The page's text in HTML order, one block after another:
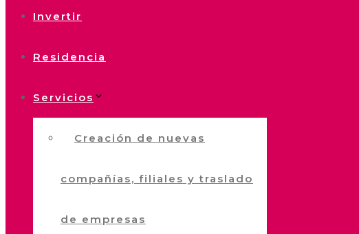
Invertir
Residencia
Servicios
Creación de nuevas
compañías, filiales y traslado
de empresas